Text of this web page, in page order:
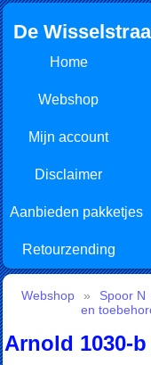
De
Home
Webshop
Mijn account
Disclaimer
Aanbieden pakketjes
Retourzending
Webshop » Spoor N
en
Arnold 1030-